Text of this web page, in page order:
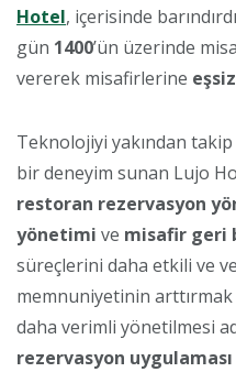
Hotel, içerisinde
gün 1400’ün üzerinde
vererek misafirlerine eşsiz
Teknolojiyi yakından
bir deneyim sunan Lujo
restoran rezervasyon
yönetimi ve misafir geri
süreçlerini daha etkili ve
memnuniyetinin
daha verimli yönetilmesi
rezervasyon uygulaması